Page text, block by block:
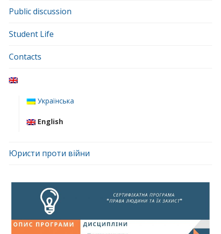
Public discussion
Student Life
Contacts
Українська
English
Юристи проти війни